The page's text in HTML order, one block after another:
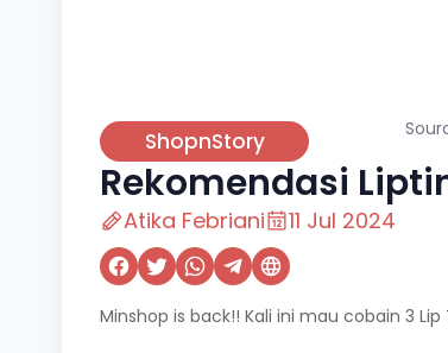
ShopnStory
Rekomendasi
Atika Febriani 11 Jul 2024
Minshop is back!! Kali ini mau cobain 3